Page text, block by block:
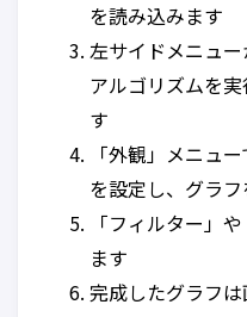
を読み込みます
左サイドメニュー
アルゴリズムを
す
「外観」メニュ
を設定し、グラ
「フィルター」
ます
完成したグラフ